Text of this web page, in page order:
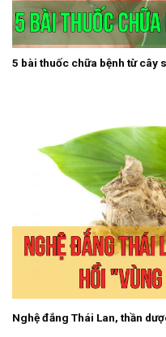
5 bài thuốc chữa bệnh từ cây
Nghệ đắng Thái Lan, thần